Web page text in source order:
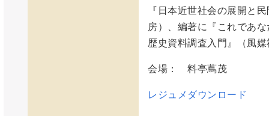
『日本近世社会の展開と
房）、編著に『これであ
歴史資料調査入門』（風
会場： 料亭蔦茂
レジュメダウンロード